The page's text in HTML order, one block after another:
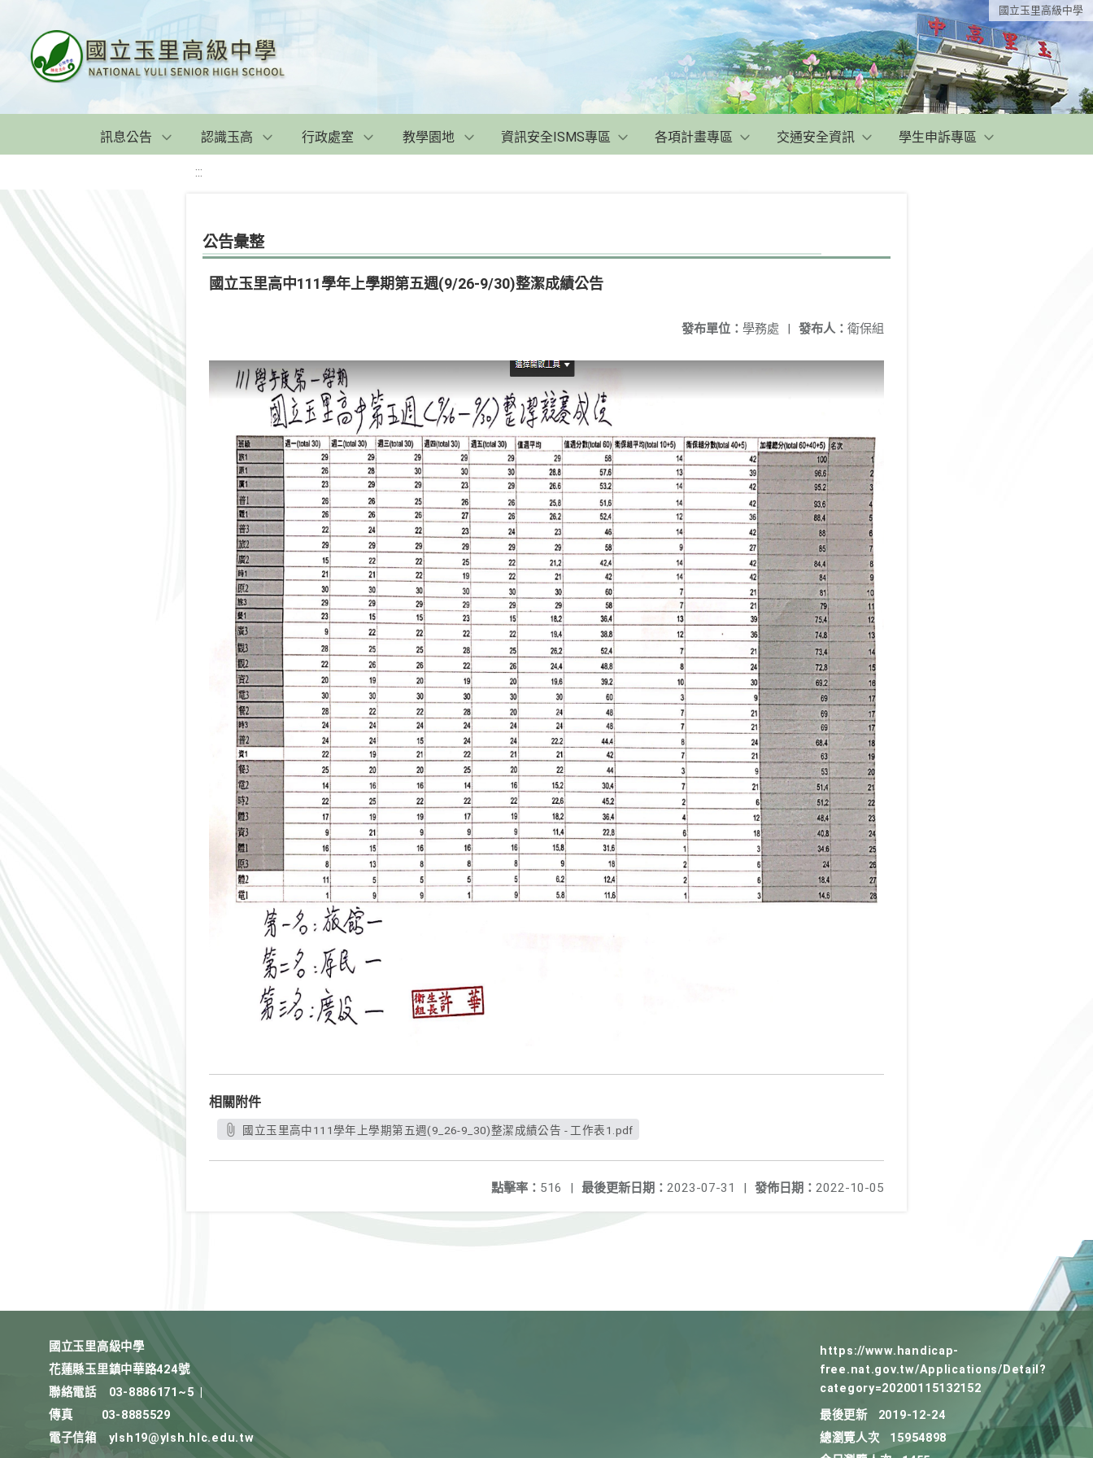
國立玉里高級中學
訊息公告 認識玉高 行政處室 教學園地 資訊安全ISMS專區 各項計畫專區 交通安全資訊 學生申訴專區
:::
公告彙整
國立玉里高中111學年上學期第五週(9/26-9/30)整潔成績公告
發布人： 衛保組
發布單位： 學務處 |
相關附件
國立玉里高中111學年上學期第五週(9_26-9_30)整潔成績公告 - 工作表1.pdf
發佈日期： 2022-10-05
最後更新日期： 2023-07-31 |
點擊率： 516 |
國立玉里高級中學
花蓮縣玉里鎮中華路424號
聯絡電話
03-8886171~5
傳真
03-8885529
電子信箱
ylsh19@ylsh.hlc.edu.tw
https://www.handicap-
free.nat.gov.tw/Applications/Detail?
category=20200115132152
最後更新
2019-12-24
總瀏覽人次
15954898